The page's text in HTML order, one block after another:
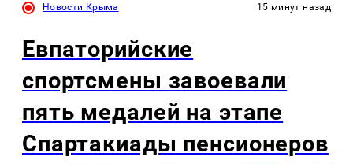
Новости Крыма 15 минут назад
Евпаторийские
спортсмены завоевали
пять медалей на этапе
Спартакиады пенсионеров